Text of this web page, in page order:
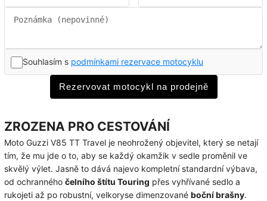
Souhlasím s podmínkami rezervace motocyklu
Rezervovat motocykl na prodejně
ZROZENA PRO CESTOVÁNÍ
Moto Guzzi V85 TT Travel je neohrožený objevitel, který se netají
tím, že mu jde o to, aby se každý okamžik v sedle proměnil ve
skvělý výlet. Jasně to dává najevo kompletní standardní výbava,
od ochranného čelního štítu Touring přes vyhřívané sedlo a
rukojeti až po robustní, velkoryse dimenzované boční brašny.